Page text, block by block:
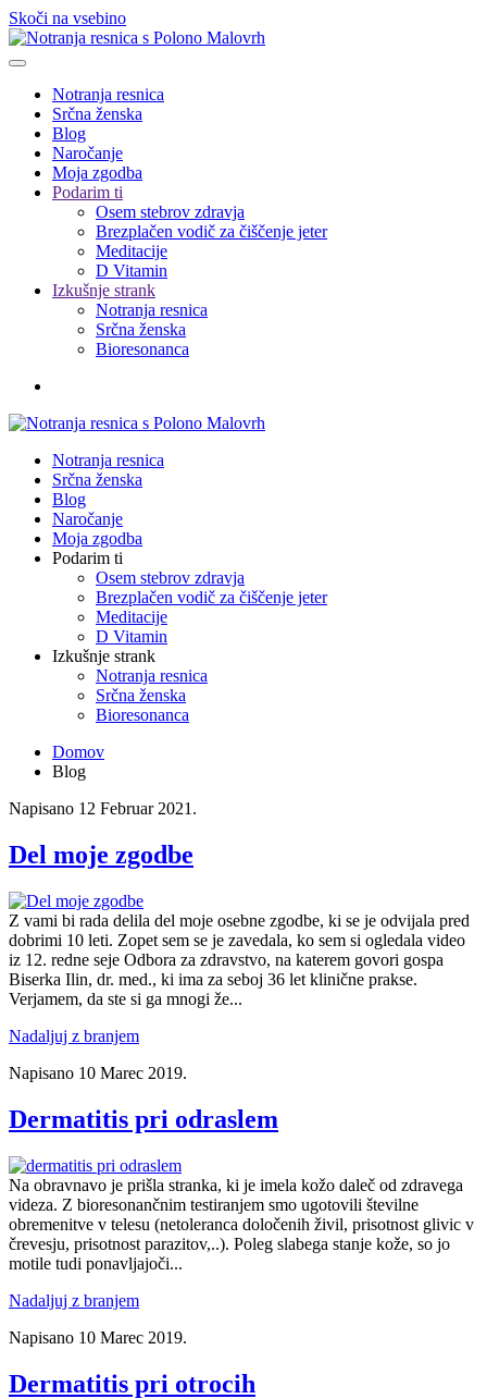
Skoči na vsebino
Notranja resnica
Srčna ženska
Blog
Naročanje
Moja zgodba
Podarim ti
Osem stebrov zdravja
Brezplačen vodič za čiščenje jeter
Meditacije
D Vitamin
Izkušnje strank
Notranja resnica
Srčna ženska
Bioresonanca
Notranja resnica
Srčna ženska
Blog
Naročanje
Moja zgodba
Podarim ti
Osem stebrov zdravja
Brezplačen vodič za čiščenje jeter
Meditacije
D Vitamin
Izkušnje strank
Notranja resnica
Srčna ženska
Bioresonanca
Domov
Blog
Napisano 12 Februar 2021 .
Del moje zgodbe
Z vami bi rada delila del moje osebne zgodbe, ki se je odvijala pred
dobrimi 10 leti. Zopet sem se je zavedala, ko sem si ogledala video
iz 12. redne seje Odbora za zdravstvo, na katerem govori gospa
Biserka Ilin, dr. med., ki ima za seboj 36 let klinične prakse.
Verjamem, da ste si ga mnogi že...
Nadaljuj z branjem
Napisano 10 Marec 2019.
Dermatitis pri odraslem
Na obravnavo je prišla stranka, ki je imela kožo daleč od zdravega
videza. Z bioresonančnim testiranjem smo ugotovili številne
obremenitve v telesu (netoleranca določenih živil, prisotnost glivic v
črevesju, prisotnost parazitov,..). Poleg slabega stanje kože, so jo
motile tudi ponavljajoči...
Nadaljuj z branjem
Napisano 10 Marec 2019.
Dermatitis pri otrocih